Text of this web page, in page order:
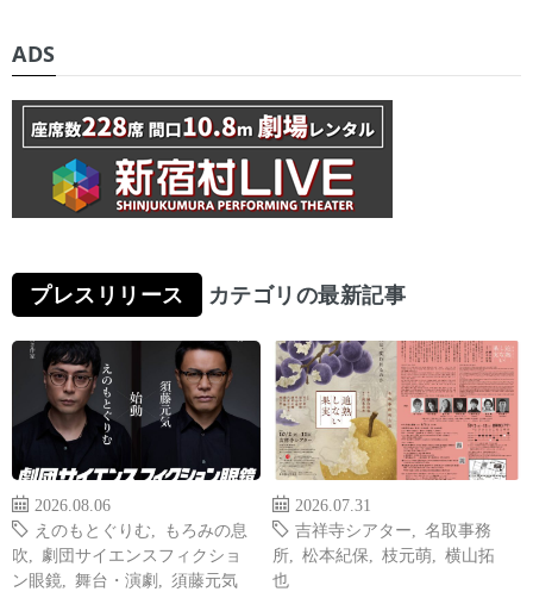
ADS
プレスリリース カテゴリの最新記事
2026.08.06
えのもとぐりむ
もろみの息
吹
劇団サイエンスフィクショ
ン眼鏡
舞台・演劇 須藤元気
2026.07.31
吉祥寺シアター
名取事務
所
松本紀保 枝元萌
横山拓
也